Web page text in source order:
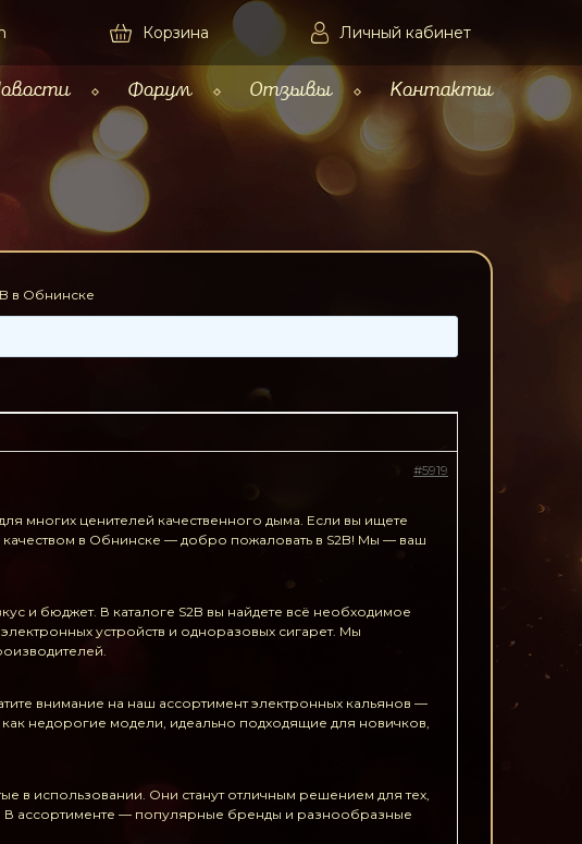
Корзина Личный кабинет
Форум Отзывы Контакты
в Обнинске
#5919
многих ценителей качественного дыма. Если вы ищете
в Обнинске — добро пожаловать в S2B! Мы — ваш
и бюджет. В каталоге S2B вы найдете всё необходимое
устройств и одноразовых сигарет. Мы
внимание на наш ассортимент электронных кальянов —
как недорогие модели, идеально подходящие для новичков,
в использовании. Они станут отличным решением для тех,
В ассортименте — популярные бренды и разнообразные